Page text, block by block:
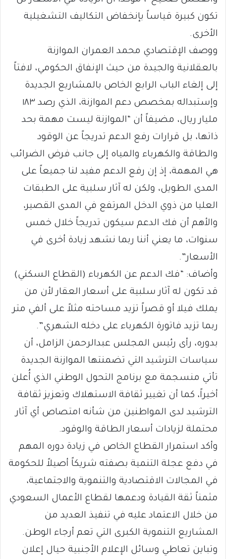
تكون كبيرة قياساً بإنخفاض التكاليف التشغيلية
الأخرى.
ووصف الإقتصادي محمد العمران الموازنة
بالعقلانية والجيدة من حيث الإنفاق الحكومي، لافتاً
إلى إلغاء الباب الرابع الخاص بالمشاريع الجديدة
وإستبداله بمخصص دعم الموازنة، الذي رصد ١٨٣
مليار ريال، مضيفاً أن “الموازنة ليست مهمة بحد
ذاتها، بل قرارات رفع الدعم تدريجاً عن الوقود
والطاقة والكهرباء والمياه إلى جانب فرض الضرائب
هي المهمة، إذ إن رفع الدعم مفيد لنا جميعاً على
المدى الطويل، ولكن له آثار سلبية على الطبقات
العليا من ذوي الدخل المرتفع في المدى القصير،
والأهم أن فك الدعم سيكون تدريجاً خلال خمس
سنوات، ما يعني أننا ربما نشهد زيادة أخرى في
الأسعار”.
وأضاف: “فك الدعم عن الكهرباء (القطاع السكني)
قد تكون له آثار سلبية على أسعار العقار لأن من
يملك فيلا أو قصراً تزيد مساحته مثلاً على ألفي متر
ربما تزيد فاتورة الكهرباء على دخله الشهري”.
بدوره، رأى رئيس المجلس عبدالرحمن الزامل، أن
سياسات الترشيد التي تضمنتها الموازنة الجديدة
تأتي منسجمة مع برنامج التحول الوطني الذي أُعلن
أخيراً، كما أن تغيير ثقافة الاستهلاك وتعزيز ثقافة
الترشيد لدى المواطنين من شأنه امتصاص أي آثار
محتملة لزيادات أسعار الطاقة والوقود.
وأكد استمرار القطاع الخاص في زيادة دوره المهم
في دفع عجلة التنمية بصفته شريكاً أصيلاً للحكومة
في المجالات الاقتصادية والتنموية والاجتماعية،
مثمناً ثقة القيادة ودعمها لقطاع الأعمال السعودي
من خلال الاعتماد عليه في تنفيذ العديد من
المشاريع التنموية الكبرى التي تعم أرجاء الوطن.
وتباين تعاطي وسائل الإعلام الأجنبية حيال إعلان